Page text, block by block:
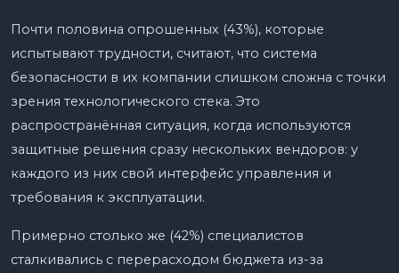
Почти половина опрошенных (43%), которые
испытывают трудности, считают, что система
безопасности в их компании слишком сложна с точки
зрения технологического стека. Это
распространённая ситуация, когда используются
защитные решения сразу нескольких вендоров: у
каждого из них свой интерфейс управления и
требования к эксплуатации.
Примерно столько же (42%) специалистов
сталкивались с перерасходом бюджета из-за